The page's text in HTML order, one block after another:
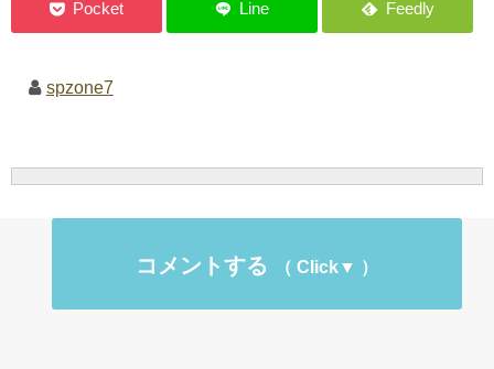
spzone7
コメントする